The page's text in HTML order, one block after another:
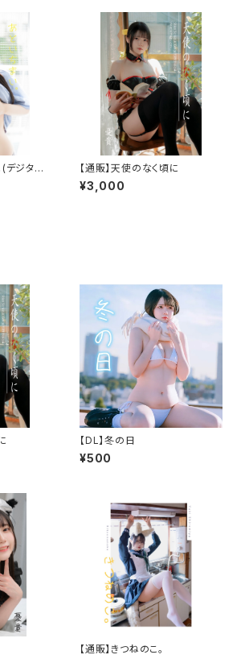
(デジタル
【通販】天使のなく頃に
¥3,000
【DL】冬の日
¥500
【通販】きつねのこ。